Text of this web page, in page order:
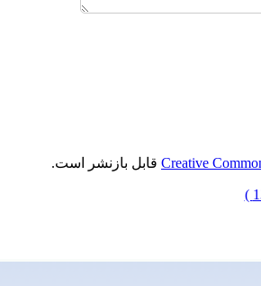
Creative قابل بازنشر است.